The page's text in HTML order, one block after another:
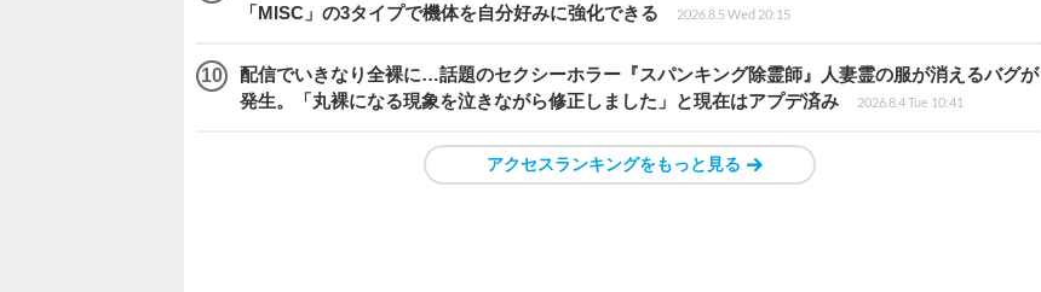
「MISC」の3タイプで機体を自分好みに強化できる
2026.8.5 Wed 20:15
配信でいきなり全裸に…話題のセクシーホラー『スパンキング除霊師』人妻霊の服が消えるバグが
発生。「丸裸になる現象を泣きながら修正しました」と現在はアプデ済み
2026.8.4 Tue 10:41
アクセスランキングをもっと見る